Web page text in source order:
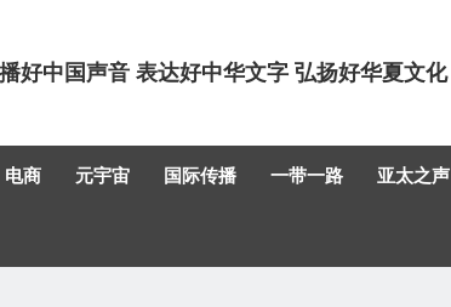
好中国声音 表达好中华文字 弘扬好华夏文化
电商 元宇宙 国际传播 一带一路 亚太之声